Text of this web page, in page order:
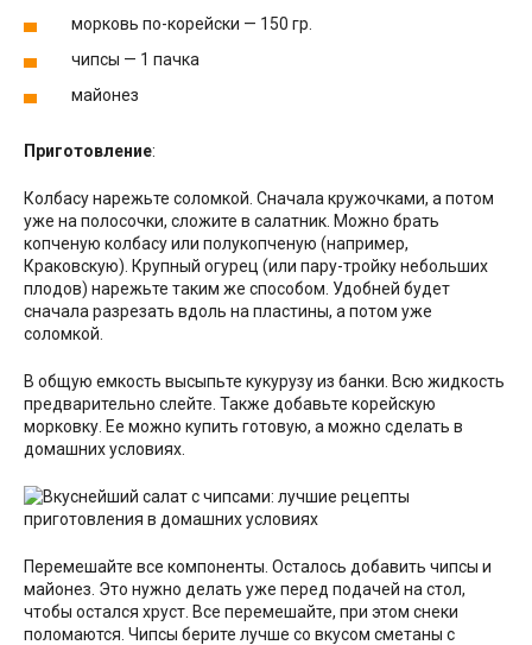
морковь по-корейски — 150 гр.
чипсы — 1 пачка
майонез
Приготовление:
Колбасу нарежьте соломкой. Сначала кружочками, а потом
уже на полосочки, сложите в салатник. Можно брать
копченую колбасу или полукопченую (например,
Краковскую). Крупный огурец (или пару-тройку небольших
плодов) нарежьте таким же способом. Удобней будет
сначала разрезать вдоль на пластины, а потом уже
соломкой.
В общую емкость высыпьте кукурузу из банки. Всю жидкость
предварительно слейте. Также добавьте корейскую
морковку. Ее можно купить готовую, а можно сделать в
домашних условиях.
Перемешайте все компоненты. Осталось добавить чипсы и
майонез. Это нужно делать уже перед подачей на стол,
чтобы остался хруст. Все перемешайте, при этом снеки
поломаются. Чипсы берите лучше со вкусом сметаны с